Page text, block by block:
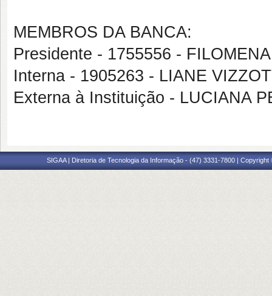
MEMBROS DA BANCA:
Presidente - 1755556 -
Interna - 1905263 - LIANE
Externa à Instituição - LUCIANA
SIGAA | Diretoria de Tecnologia da Informação - (47) 3331-7800 |